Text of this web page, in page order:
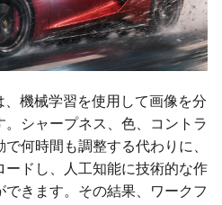
機械学習を使用して画像を分
シャープネス、色、コントラ
何時間も調整する代わりに、
ドし、人工知能に技術的な作
きます。その結果、ワークフ